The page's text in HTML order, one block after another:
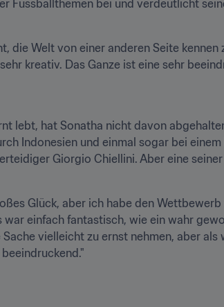
Fussballthemen bei und verdeutlicht
die Welt von einer anderen Seite
kreativ. Das Ganze ist eine sehr
lebt, hat Sonatha nicht davon
Indonesien und einmal sogar bei
Giorgio Chiellini. Aber eine
Glück, aber ich habe den
war einfach fantastisch, wie ein wahr
vielleicht zu ernst nehmen, aber